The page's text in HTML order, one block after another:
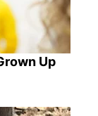
Up